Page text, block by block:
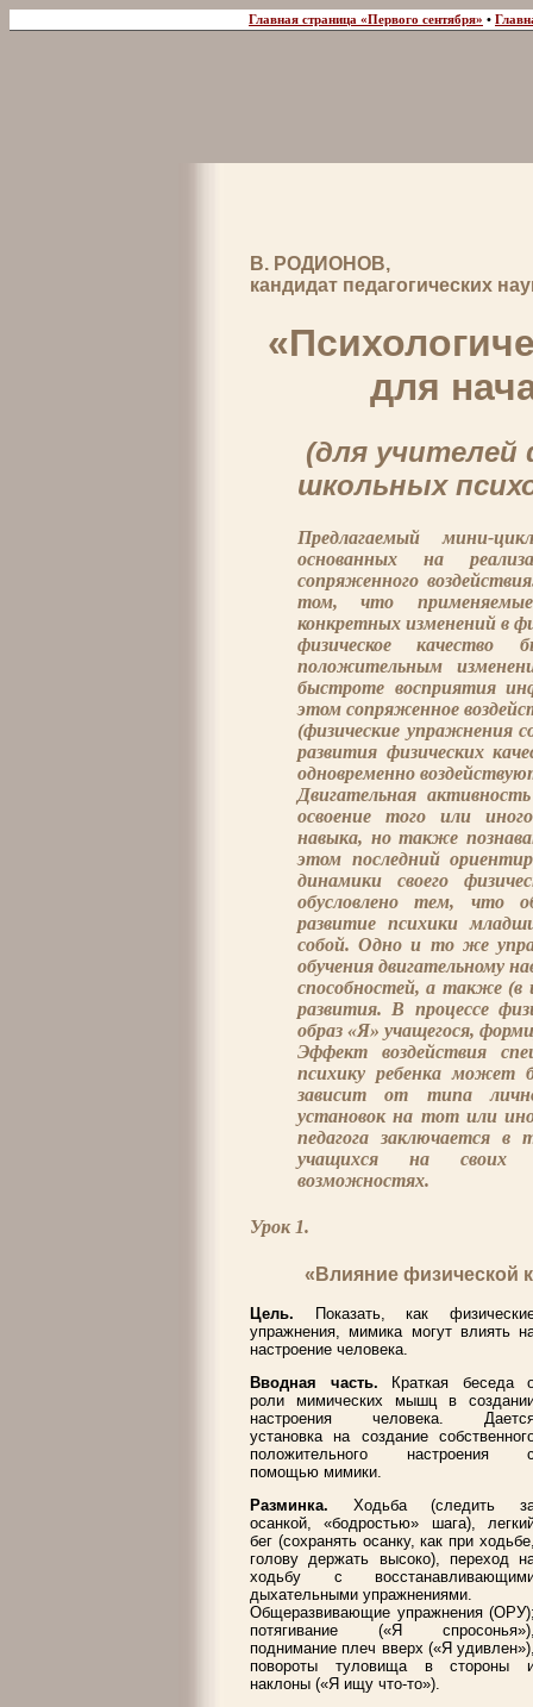
Главная страница «Первого сентября» •
В. РОДИОНОВ,
кандидат педагогических
для
(для учителей
школьных
Предлагаемый мини-
основанных на
сопряженного
том, что применяемые
конкретных изменений в
физическое качество
положительным
быстроте восприятия
этом сопряженное
(физические упражнения
развития физических
одновременно
Двигательная
освоение того или
навыка, но также
этом последний
динамики своего
обусловлено тем, что
развитие психики
собой. Одно и то же
обучения двигательному
способностей, а также (в
развития. В процессе
образ «Я» учащегося,
Эффект воздействия
психику ребенка может
зависит от типа
установок на тот или
педагога заключается
учащихся на своих
возможностях.
Урок 1.
«Влияние физической
Цель. Показать, как
упражнения, мимика могут влиять
настроение человека.
Вводная часть. Краткая беседа
роли мимических мышц в
настроения человека.
установка на создание
положительного настроения
помощью мимики.
Разминка. Ходьба (следить
осанкой, «бодростью» шага),
бег (сохранять осанку, как при
голову держать высоко), переход
ходьбу с
дыхательными упражнениями.
Общеразвивающие упражнения
потягивание («Я
поднимание плеч вверх («Я
повороты туловища в стороны
наклоны («Я ищу что-то»).